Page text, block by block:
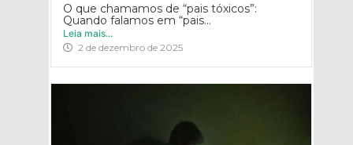
O que chamamos de “pais tóxicos”:
Quando falamos em “pais...
Leia mais...
2 de dezembro de 2025